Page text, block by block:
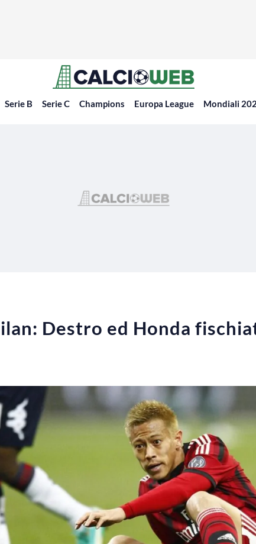
Serie B Serie C Champions Europa League Mondiali
Destro ed Honda